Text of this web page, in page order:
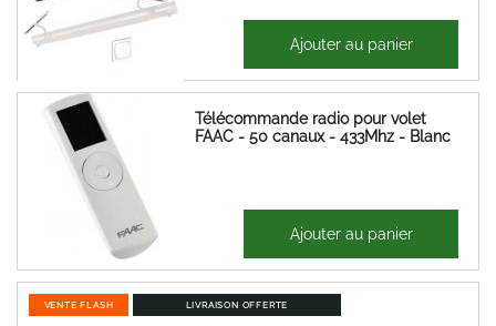
535,09 € Ajouter au panier
Télécommande radio pour volet
FAAC - 50 canaux - 433Mhz - Blanc
111,00 € Ajouter au panier
VENTE FLASH LIVRAISON OFFERTE